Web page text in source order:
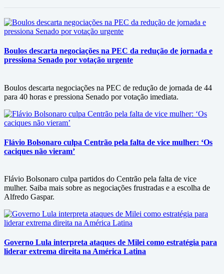
Boulos descarta negociações na PEC da redução de jornada e
pressiona Senado por votação urgente
Boulos descarta negociações na PEC de redução de jornada de 44
para 40 horas e pressiona Senado por votação imediata.
Flávio Bolsonaro culpa Centrão pela falta de vice mulher: ‘Os
caciques não vieram’
Flávio Bolsonaro culpa partidos do Centrão pela falta de vice
mulher. Saiba mais sobre as negociações frustradas e a escolha de
Alfredo Gaspar.
Governo Lula interpreta ataques de Milei como estratégia para
liderar extrema direita na América Latina